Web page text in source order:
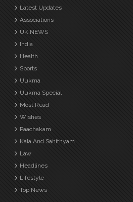
Latest Updates
Associations
UK NEWS
India
Health
Sports
Uukma
Uukma Special
Most Read
Wishes
Paachakam
Kala And Sahithyam
Law
Headlines
Lifestyle
Top News